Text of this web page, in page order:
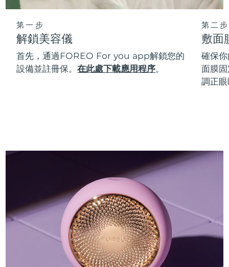
第一步
解鎖美容儀
首先，通過FOREO For you app解鎖您的
設備並註冊保。在此處下載應用程序。
第二步
敷面
確保
面膜
調正